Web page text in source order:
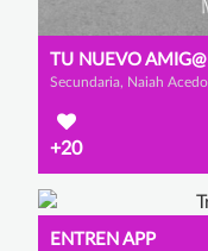
TU NUEVO AMIG@
+20
ENTREN APP